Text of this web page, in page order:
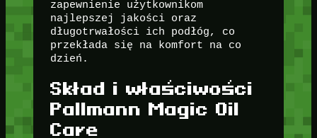
zapewnienie użytkownikom
najlepszej jakości oraz
długotrwałości ich podłóg, co
przekłada się na komfort na co
dzień.
Skład i właściwości
Pallmann Magic Oil
Care